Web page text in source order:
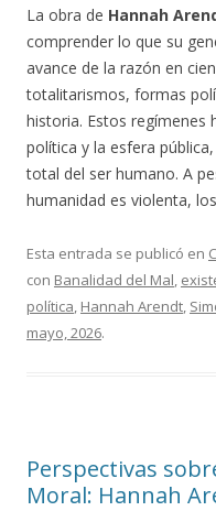
La obra de Hannah
comprender lo que su
avance de la razón en
totalitarismos, formas
historia. Estos regímenes
política y la esfera
total del ser humano. A
humanidad es violenta,
Esta entrada se publicó en
con Banalidad del Mal,
política, Hannah Arendt,
mayo, 2026.
Perspectivas
Moral: Hannah